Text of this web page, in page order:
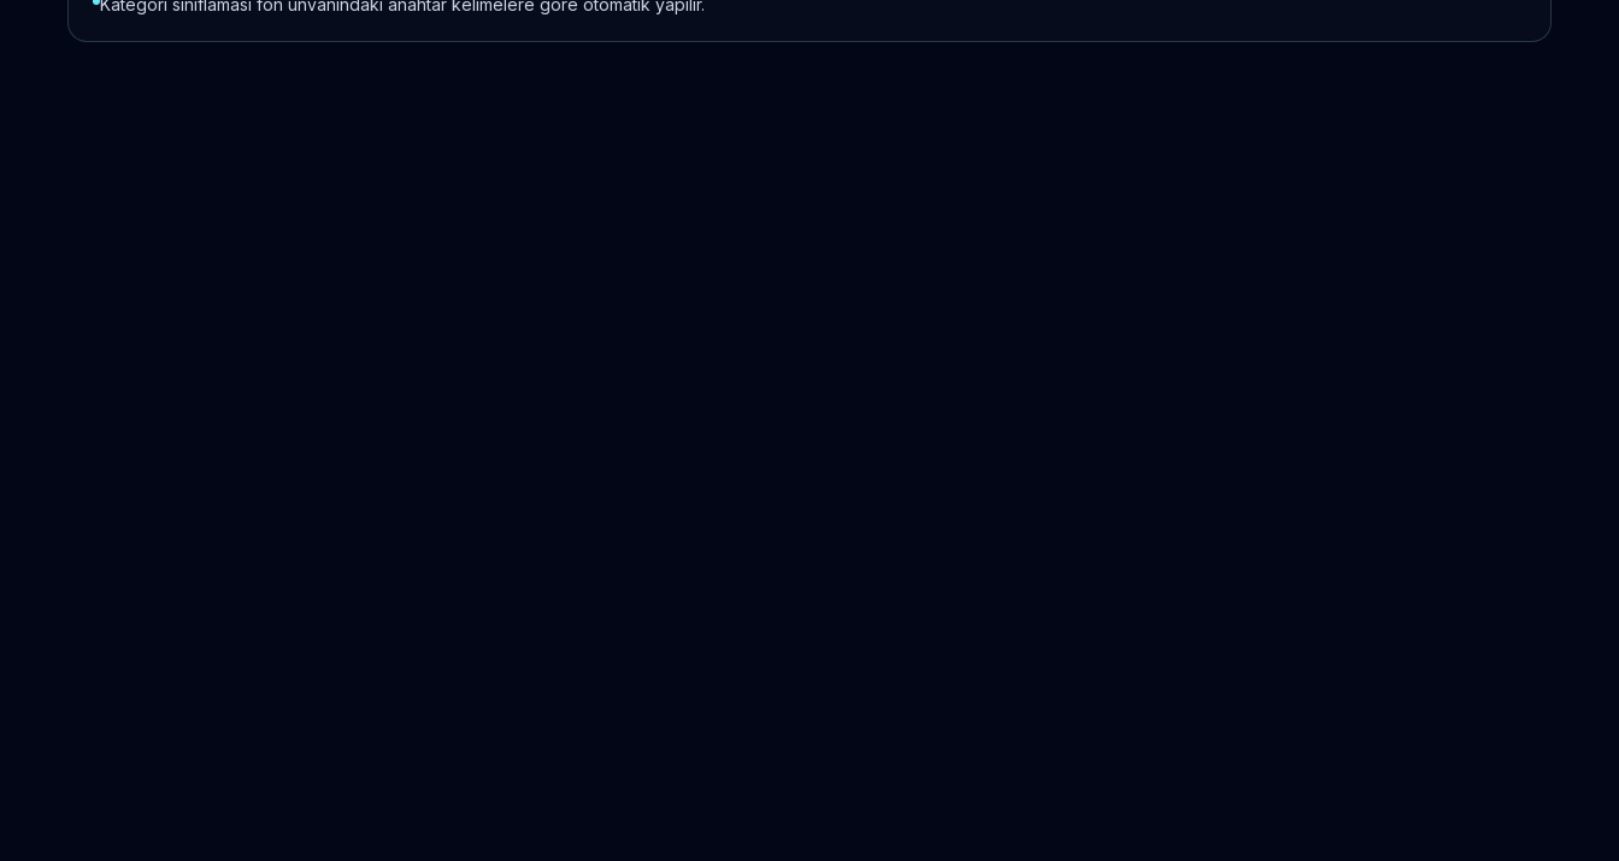
Kategori sınıflaması fon unvanındaki anahtar kelimelere göre otomatik yapılır.